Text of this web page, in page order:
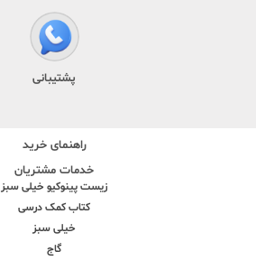
پشتیبانی
راهنمای خرید
خدمات مشتریان
زیست پینوکیو خیلی سبز
کتاب کمک درسی
خیلی سبز
گاج